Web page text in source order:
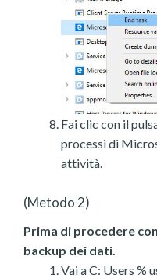
Fai clic con il
processi di
attività.
(Metodo 2)
Prima di procedere
backup dei dati.
Vai a C: Users %